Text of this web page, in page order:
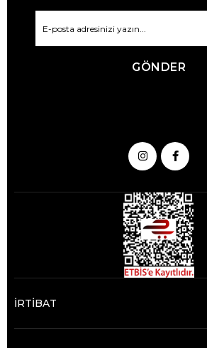
GÖNDER
İRTİBAT